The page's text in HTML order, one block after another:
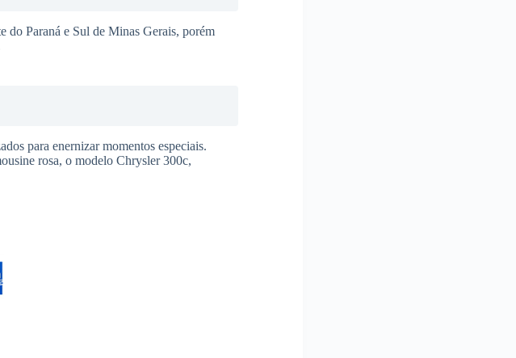
do Paraná e Sul de Minas Gerais, porém
para enernizar momentos especiais.
rosa, o modelo Chrysler 300c,